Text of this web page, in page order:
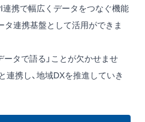
連携で幅広くデータをつなぐ機能
タ連携基盤として活用ができま
ータで語る」ことが欠かせませ
連携し、地域DXを推進していき